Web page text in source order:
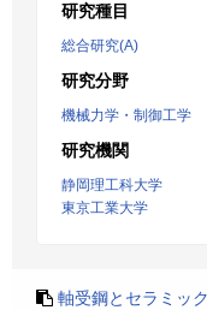
研究種目
総合研究(A)
研究分野
機械力学・制御工学
研究機関
静岡理工科大学
東京工業大学
軸受鋼とセラミッ